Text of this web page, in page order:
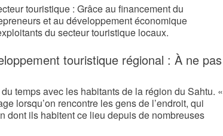
touristique : Grâce au financement du
et au développement économique
du secteur touristique locaux.
touristique régional : À ne pas
temps avec les habitants de la région du Sahtu. «
lorsqu’on rencontre les gens de l’endroit, qui
dont ils habitent ce lieu depuis de nombreuses